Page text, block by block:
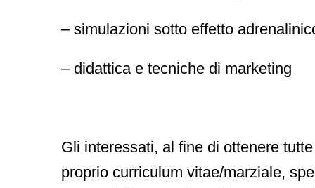
– simulazioni sotto effetto
– didattica e tecniche di marketing
Gli interessati, al fine di ottenere
proprio curriculum vitae/marziale,